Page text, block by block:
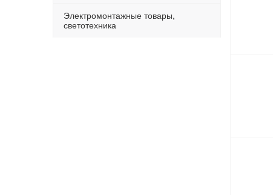
Электромонтажные товары,
светотехника